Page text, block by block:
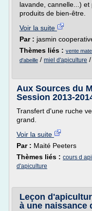
lavande, cannelle...)
produits de bien-être.
Voir la suite
Par : jasmin
Thèmes liés : vente
d'abeille / miel d'apiculture /
Aux Sources du
Session 2013-
Transfert d'une ruche
grand.
Voir la suite
Par : Maité Peeters
Thèmes liés : cours d
d'apiculture
Leçon
à une naissance